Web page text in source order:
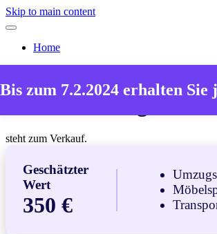
Skip to main content
Home
Bis zum 7.2.2024 erhalten
koelner-
steht zum Verkauf.
Geschätzter
Wert
350 €